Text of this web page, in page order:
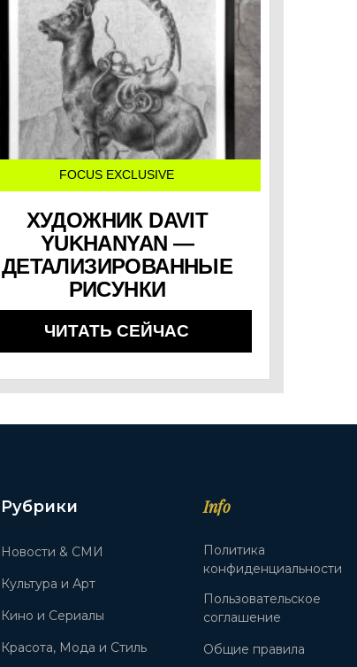
FOCUS EXCLUSIVE
ХУДОЖНИК DAVIT
YUKHANYAN —
ДЕТАЛИЗИРОВАННЫЕ
РИСУНКИ
ЧИТАТЬ СЕЙЧАС
Рубрики
Новости & СМИ
Культура и Арт
Кино и Сериалы
Красота, Мода и Стиль
Info
Политика
конфиденциальности
Пользовательское
соглашение
Общие правила